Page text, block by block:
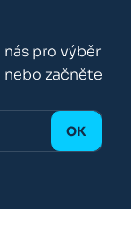
pro výběr
začněte